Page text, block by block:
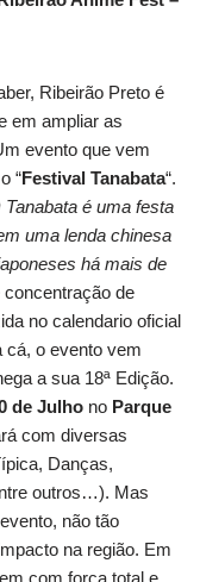
Ribeirão Preto é
em ampliar as
evento que vem
“Festival Tanabata“.
Tanabata é uma festa
uma lenda chinesa
há mais de
de
no calendario oficial
cá, o evento vem
a sua 18ª Edição.
de Julho no Parque
com diversas
Danças,
outros…). Mas
não tão
na região. Em